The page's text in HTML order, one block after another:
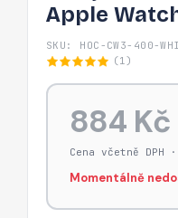
Apple
SKU: HOC-CW3-400-WHI
(1)
884 Kč
Cena včetně DPH
Momentálně